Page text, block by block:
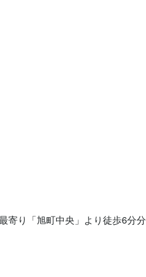
寄り「旭町中央」より徒歩6分分